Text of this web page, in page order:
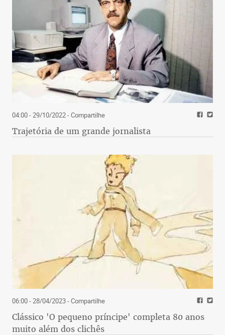
04:00 - 29/10/2022- Compartilhe
Trajetória de um grande jornalista
06:00 - 28/04/2023- Compartilhe
Clássico 'O pequeno príncipe' completa 80 anos
muito além dos clichês